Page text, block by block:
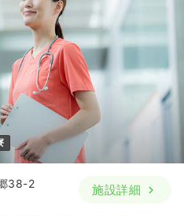
38-2 施設詳細